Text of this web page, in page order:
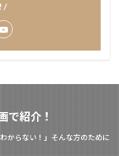
/
で紹介！
からない！」そんな方のために